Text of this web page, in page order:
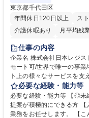
東京都千代田区
年間休日120日以上
ス
介護休暇あり
月平均残
住宅手当あり
完全週休2日制
交通費
仕事の内容
企業名 株式会社日本レジストリサービス 求人名
モート可/世界で唯一の事業/福利厚生◎/再
ト上の様々なサービスを支
討、イベント運営などの幅
や成長に貢献している部署です。 会社の全メンバーが安心
発揮できる環境を整えるた
新たな施策検討を積極的に
必要な経験・能力等
必要な経験・能力等 【◎未
提案が積極的にできる方
業務をお任せします。 【こんな方が活躍できる職種です】 ・仕組化が好